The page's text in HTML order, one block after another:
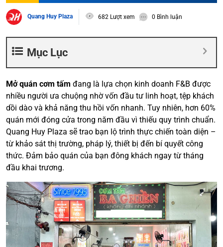
Quang Huy Plaza 682 Lượt xem 0 Bình luận
Mục Lục
Mở quán cơm tấm đang là lựa chọn kinh doanh F&B được
nhiều người ưa chuộng nhờ vốn đầu tư linh hoạt, tệp khách
dồi dào và khả năng thu hồi vốn nhanh. Tuy nhiên, hơn 60%
quán mới đóng cửa trong năm đầu vì thiếu quy trình chuẩn.
Quang Huy Plaza sẽ trao bạn lộ trình thực chiến toàn diện –
từ khảo sát thị trường, pháp lý, thiết bị đến bí quyết công
thức. Đảm bảo quán của bạn đông khách ngay từ tháng
đầu khai trương.